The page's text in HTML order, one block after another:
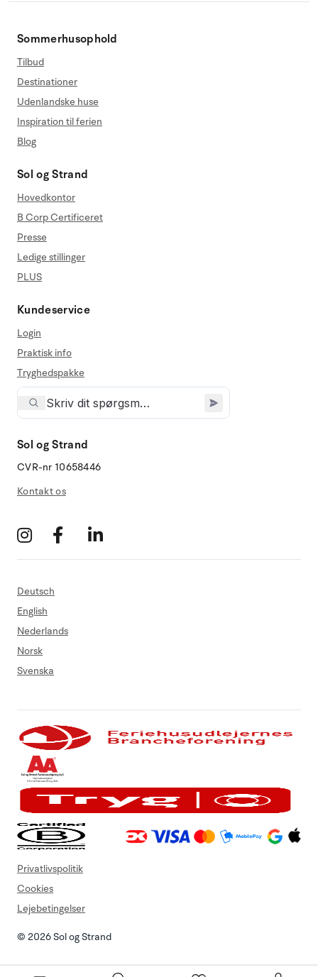
Sommerhusophold
Tilbud
Destinationer
Udenlandske huse
Inspiration til ferien
Blog
Sol og Strand
Hovedkontor
B Corp Certificeret
Presse
Ledige stillinger
PLUS
Kundeservice
Login
Praktisk info
Tryghedspakke
Sol og Strand
CVR-nr 10658446
Kontakt os
Deutsch
English
Nederlands
Norsk
Svenska
© 2026 Sol og Strand
Privatlivspolitik
Cookies
Lejebetingelser